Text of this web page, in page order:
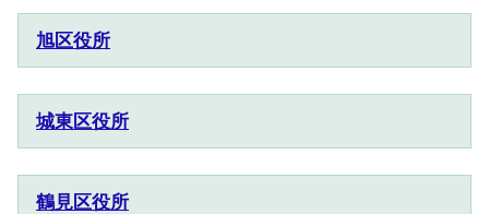
旭区役所
城東区役所
鶴見区役所